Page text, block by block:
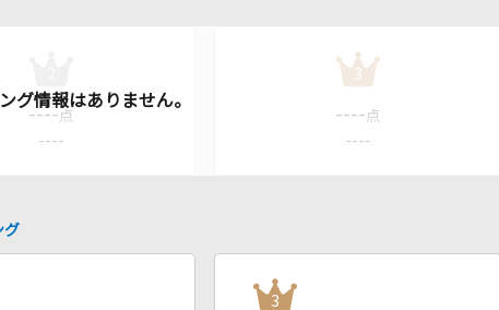
---- 点
----
3
---- 点
----
グ
3